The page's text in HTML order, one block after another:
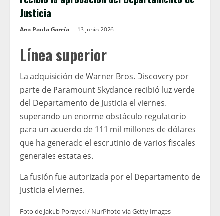
Justicia
Ana Paula García 13 junio 2026
Línea superior
La adquisición de Warner Bros. Discovery por
parte de Paramount Skydance recibió luz verde
del Departamento de Justicia el viernes,
superando un enorme obstáculo regulatorio
para un acuerdo de 111 mil millones de dólares
que ha generado el escrutinio de varios fiscales
generales estatales.
La fusión fue autorizada por el Departamento de
Justicia el viernes.
Foto de Jakub Porzycki / NurPhoto vía Getty Images